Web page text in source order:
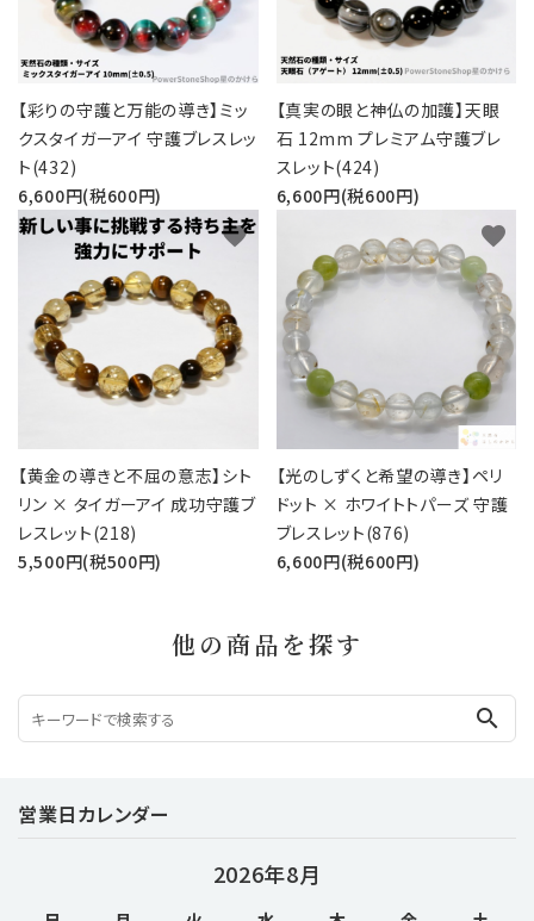
【彩りの守護と万能の導き】ミッ
クスタイガーアイ 守護ブレスレッ
ト(432)
6,600円(税600円)
【真実の眼と神仏の加護】天眼
石 12mm プレミアム守護ブレ
スレット(424)
6,600円(税600円)
【黄金の導きと不屈の意志】シト
リン × タイガーアイ 成功守護ブ
レスレット(218)
5,500円(税500円)
favorite
【光のしずくと希望の導き】ペリ
ドット × ホワイトトパーズ 守護
ブレスレット(876)
6,600円(税600円)
favorite
他の商品を探す
search
営業日カレンダー
2026年8月